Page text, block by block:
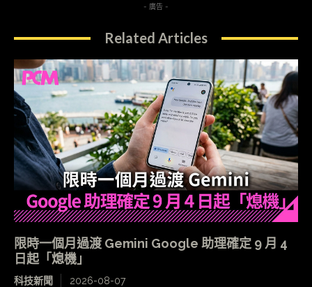
- 廣告 -
Related Articles
限時一個月過渡 Gemini Google 助理確定 9 月 4
日起「熄機」
科技新聞 2026-08-07